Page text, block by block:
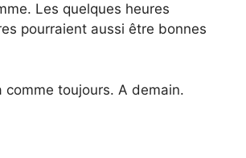
Les quelques heures
pourraient aussi être bonnes
comme toujours. A demain.